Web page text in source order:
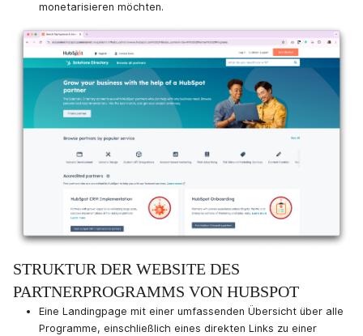
monetarisieren möchten.
STRUKTUR DER WEBSITE DES
PARTNERPROGRAMMS VON HUBSPOT
Eine Landingpage mit einer umfassenden Übersicht über alle
Programme, einschließlich eines direkten Links zu einer